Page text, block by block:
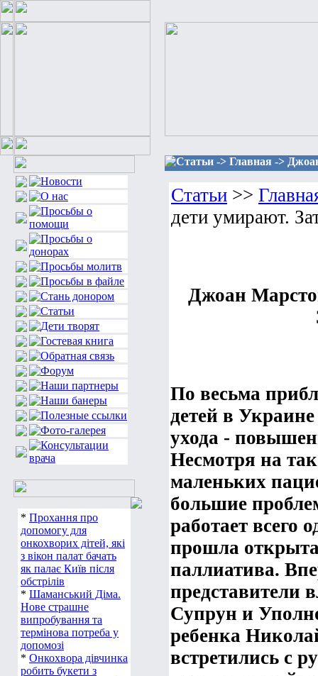
* Прохання про
допомогу для
онкохворих дітей, які
з вікон палат бачать
як палає Київ після
обстрілів
* Шаманський Діма.
Нове страшне
випробування та
термінова потреба у
допомозі
* Онкохвора дівчинка
робить букети з
Статьи -> Главная ->
Статьи >>
дети умирают.
Джоан
По весьма
детей в
ухода -
Несмотря на
маленьких
большие
работает всего
прошла
паллиатива.
представители
Супрун и
ребенка
встретились с